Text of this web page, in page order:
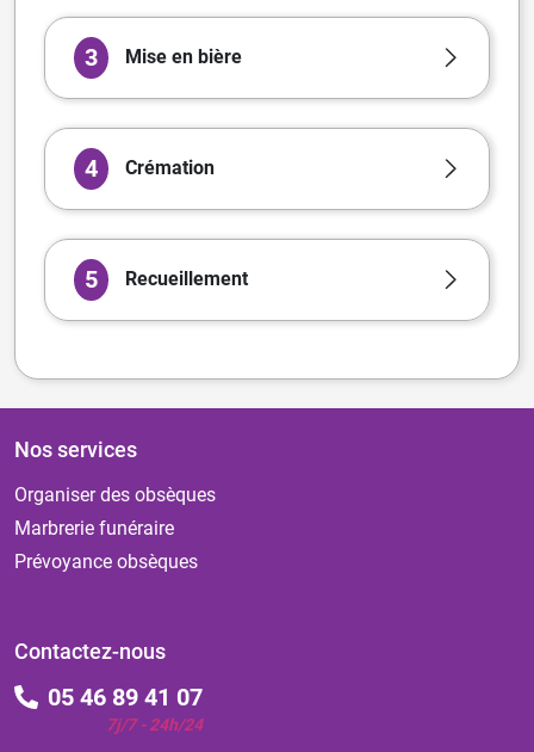
3 Mise en bière
4 Crémation
5 Recueillement
Nos services
Organiser des obsèques
Marbrerie funéraire
Prévoyance obsèques
Contactez-nous
05 46 89 41 07
7j/7 - 24h/24